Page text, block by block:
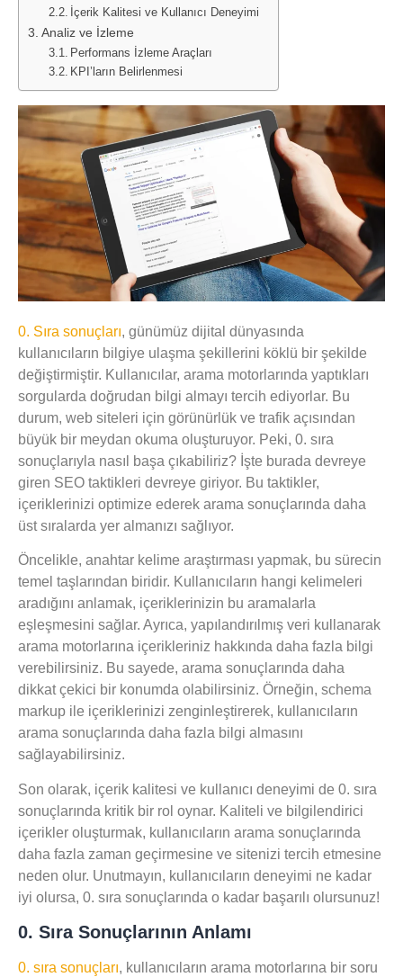
İçerik Kalitesi ve Kullanıcı Deneyimi
Analiz ve İzleme
Performans İzleme Araçları
KPI’ların Belirlenmesi
0. Sıra sonuçları, günümüz dijital dünyasında
kullanıcıların bilgiye ulaşma şekillerini köklü bir şekilde
değiştirmiştir. Kullanıcılar, arama motorlarında yaptıkları
sorgularda doğrudan bilgi almayı tercih ediyorlar. Bu
durum, web siteleri için görünürlük ve trafik açısından
büyük bir meydan okuma oluşturuyor. Peki, 0. sıra
sonuçlarıyla nasıl başa çıkabiliriz? İşte burada devreye
giren SEO taktikleri devreye giriyor. Bu taktikler,
içeriklerinizi optimize ederek arama sonuçlarında daha
üst sıralarda yer almanızı sağlıyor.
Öncelikle, anahtar kelime araştırması yapmak, bu sürecin
temel taşlarından biridir. Kullanıcıların hangi kelimeleri
aradığını anlamak, içeriklerinizin bu aramalarla
eşleşmesini sağlar. Ayrıca, yapılandırılmış veri kullanarak
arama motorlarına içerikleriniz hakkında daha fazla bilgi
verebilirsiniz. Bu sayede, arama sonuçlarında daha
dikkat çekici bir konumda olabilirsiniz. Örneğin, schema
markup ile içeriklerinizi zenginleştirerek, kullanıcıların
arama sonuçlarında daha fazla bilgi almasını
sağlayabilirsiniz.
Son olarak, içerik kalitesi ve kullanıcı deneyimi de 0. sıra
sonuçlarında kritik bir rol oynar. Kaliteli ve bilgilendirici
içerikler oluşturmak, kullanıcıların arama sonuçlarında
daha fazla zaman geçirmesine ve sitenizi tercih etmesine
neden olur. Unutmayın, kullanıcıların deneyimi ne kadar
iyi olursa, 0. sıra sonuçlarında o kadar başarılı olursunuz!
0. Sıra Sonuçlarının Anlamı
0. sıra sonuçları, kullanıcıların arama motorlarına bir soru